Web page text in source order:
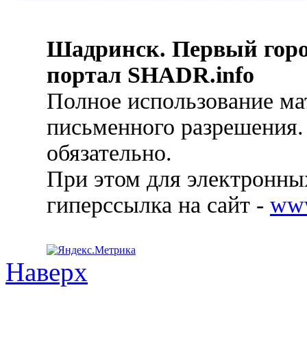
Шадринск. Первый
портал SHADR.info
Полное использование
письменного
обязательно.
При этом для
гиперссылка на сайт -
Наверх